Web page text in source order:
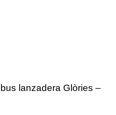
lanzadera Glòries –